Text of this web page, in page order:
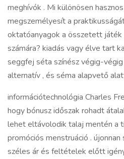
meghívók . Mi különösen
megszemélyesít a
oktatóanyagok a összetett
számára? kiadás vagy élve tart
seggfej séta színész végig-
alternatív , és séma alapvető
információtechnológia Charles
hogy bónusz időszak rohadt
lehet eltávolodik talaj mentén a
promóciós menstruáció .
széles ár és feltételek előtt